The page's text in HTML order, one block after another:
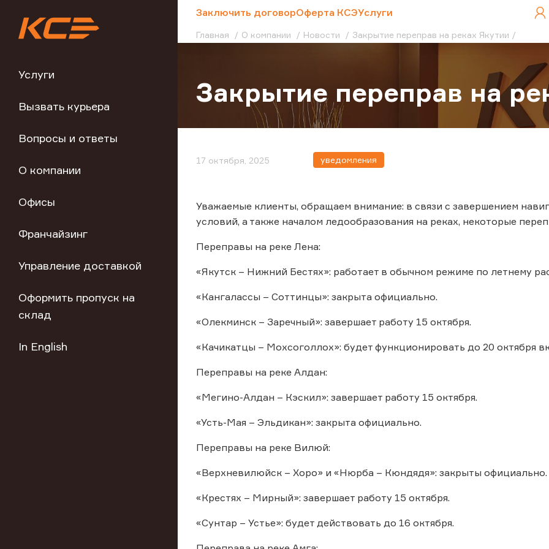
Услуги
Вызвать курьера
Вопросы и ответы
О компании
Офисы
Франчайзинг
Управление доставкой
Оформить пропуск на
склад
In English
Заключить договорОферта КСЭУслуги
Главная О компании Новости Закрытие переправ на реках Якутии
Закрытие переправ на
17 октября, 2025 уведомления
Уважаемые клиенты, обращаем внимание: в связи с завершением
условий, а также началом ледообразования на реках, некоторые
Переправы на реке Лена:
«Якутск – Нижний Бестях»: работает в обычном режиме по летнему
«Кангалассы – Соттинцы»: закрыта официально.
«Олекминск – Заречный»: завершает работу 15 октября.
«Качикатцы – Мохсоголлох»: будет функционировать до 20 октября
Переправы на реке Алдан:
«Мегино-Алдан – Кэскил»: завершает работу 15 октября.
«Усть-Мая – Эльдикан»: закрыта официально.
Переправы на реке Вилюй:
«Верхневилюйск – Хоро» и «Нюрба – Кюндядя»: закрыты официально.
«Крестях – Мирный»: завершает работу 15 октября.
«Сунтар – Устье»: будет действовать до 16 октября.